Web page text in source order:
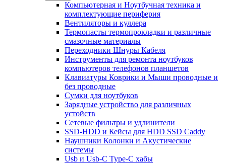
Компьютерная и Ноутбучная техника и
комплектующие периферия
Вентиляторы и куллера
Термопасты термопрокладки и различные
смазочные материалы
Переходники Шнуры Кабеля
Инструменты для ремонта ноутбуков
компьютеров телефонов планшетов
Клавиатуры Коврики и Мыши проводные и
без проводные
Сумки для ноутбуков
Зарядные устройство для различных
устойств
Сетевые фильтры и удлинители
SSD-HDD и Кейсы для HDD SSD Caddy
Наушники Колонки и Акустические
системы
Usb и Usb-C Type-C хабы